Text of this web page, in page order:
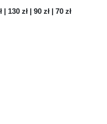
| 130 zł | 90 zł | 70 zł